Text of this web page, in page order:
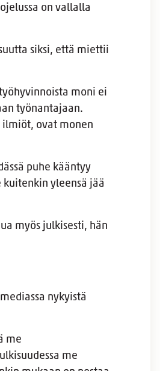
on vallalla
siksi, että miettii
moni ei
työnantajaan.
ilmiöt, ovat monen
puhe kääntyy
yleensä jää
myös julkisesti, hän
nykyistä
me
me